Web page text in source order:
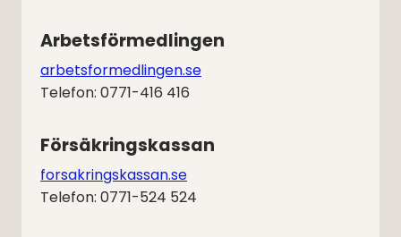
Arbetsförmedlingen
arbetsformedlingen.se
Telefon: 0771-416 416
Försäkringskassan
forsakringskassan.se
Telefon: 0771-524 524